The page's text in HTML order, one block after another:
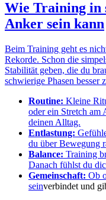
Wie Training in
Anker sein kann
Beim Training geht es
Rekorde. Schon die
Stabilität geben, die du
schwierige Phasen besser
Routine: Kleine
oder ein Stretch am
deinen Alltag.
Entlastung:
du über Bewegung
Balance: Training
Danach fühlst du
Gemeinschaft: Ob
seinverbindet und